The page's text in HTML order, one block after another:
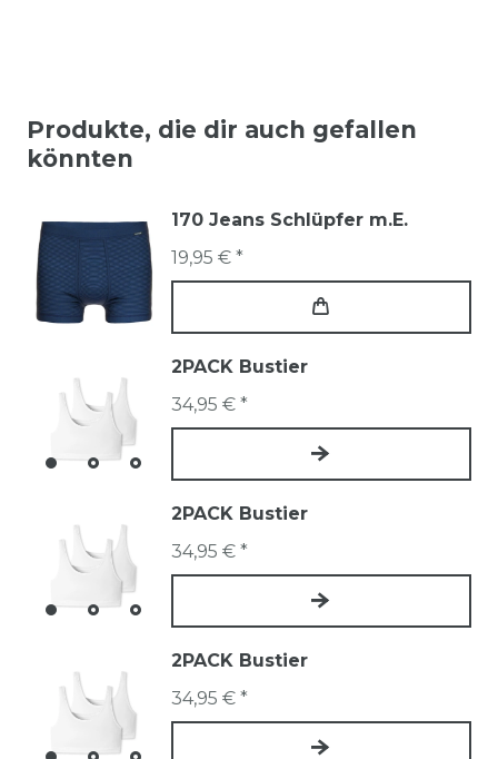
Produkte, die dir auch gefallen
könnten
170 Jeans Schlüpfer m.E.
19,95 € *
2PACK Bustier
34,95 € *
2PACK Bustier
34,95 € *
2PACK Bustier
34,95 € *